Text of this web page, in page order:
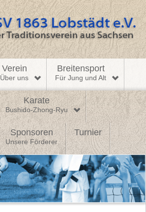
Verein
Über uns
Breitensport
Für Jung und Alt
Karate
Bushido-Zhong-Ryu
Sponsoren
Unsere Förderer
Turnier